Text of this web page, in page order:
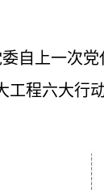
自上一次
工程六大行